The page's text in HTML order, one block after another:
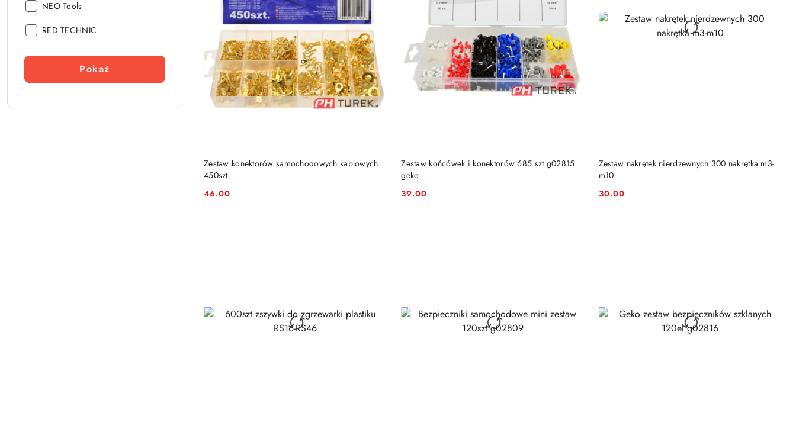
Producent:
NEO Tools
Producent:
RED TECHNIC
Pokaż
Zestaw konektorów samochodowych kablowych
450szt.
Cena:
46.00
DO KOSZYKA
Zestaw końcówek i konektorów 685 szt g02815
geko
Cena:
39.00
DO KOSZYKA
Zestaw nakrętek nierdzewnych 300 nakrętka m3-
m10
Cena:
30.00
DO KOSZYKA